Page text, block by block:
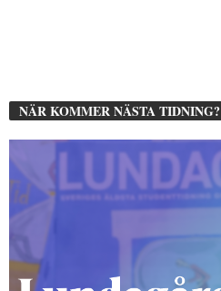
NÄR KOMMER NÄSTA TIDNING?